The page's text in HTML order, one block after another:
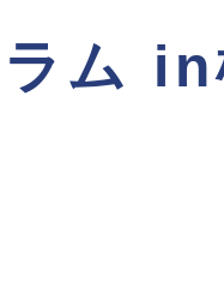
ム in